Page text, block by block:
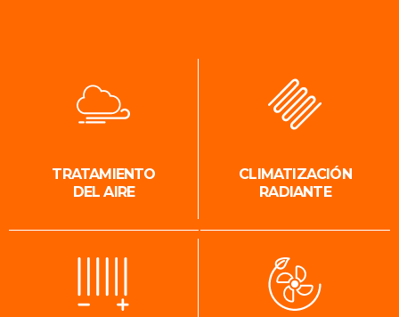
TRATAMIENTO
DEL AIRE
CLIMATIZACIÓN
RADIANTE